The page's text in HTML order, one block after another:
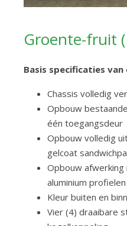
Groente-fruit
Basis specificaties
Chassis volledig
Opbouw
één toegangsdeur
Opbouw volledig
gelcoat
Opbouw
aluminium profielen
Kleur buiten en
Vier (4) draaibare